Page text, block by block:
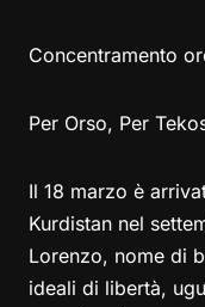
Concentramento
Per Orso, Per
Il 18 marzo è
Kurdistan nel
Lorenzo, nome di
ideali di libertà,